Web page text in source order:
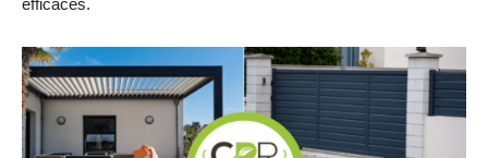
efficaces.